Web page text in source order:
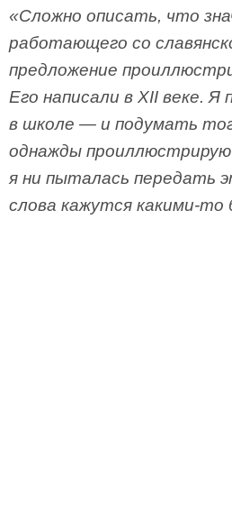
«Сложно описать, что
работающего со
предложение
Его написали в XII веке. Я
в школе — и подумать
однажды проиллюстрирую
я ни пыталась передать
слова кажутся какими-то